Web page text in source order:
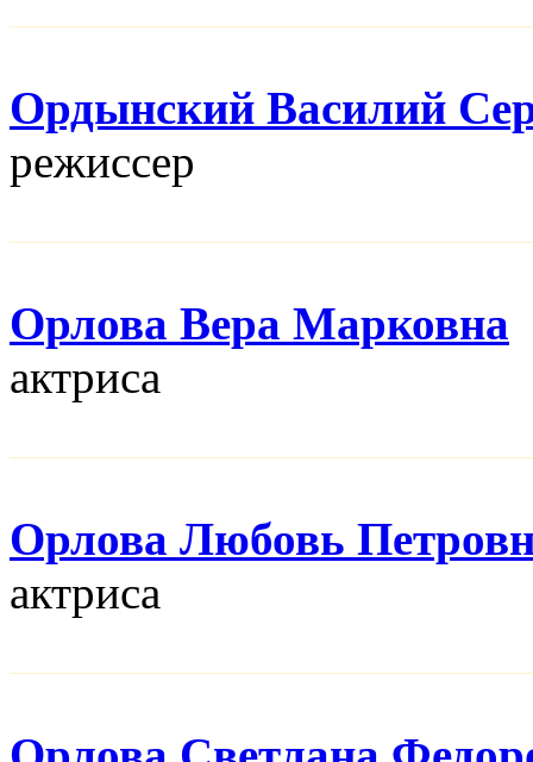
Ордынский Василий
режисcер
Орлова Вера Марковна
актриса
Орлова Любовь
актриса